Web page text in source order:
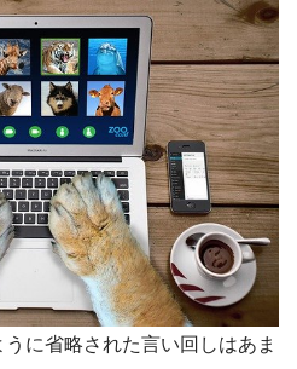
に省略された言い回しはあま